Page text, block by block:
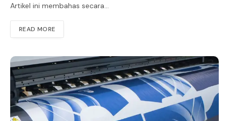
Artikel ini membahas secara…
READ MORE